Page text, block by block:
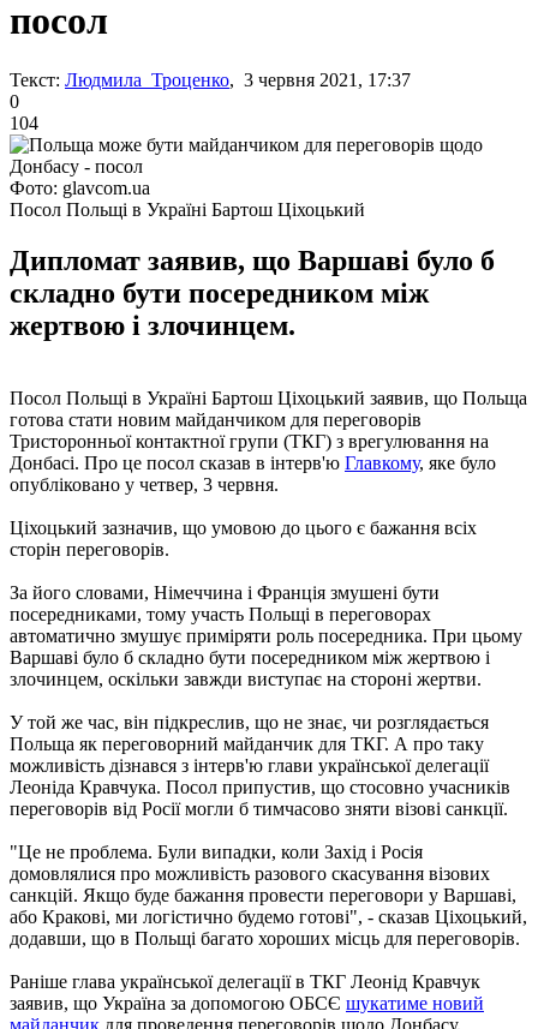
посол
Текст: Людмила Троценко, 3 червня 2021, 17:37
0
104
Фото: glavcom.ua
Посол Польщі в Україні Бартош Ціхоцький
Дипломат заявив, що Варшаві було б
складно бути посередником між
жертвою і злочинцем.
Посол Польщі в Україні Бартош Ціхоцький заявив, що Польща
готова стати новим майданчиком для переговорів
Тристоронньої контактної групи (ТКГ) з врегулювання на
Донбасі. Про це посол сказав в інтерв'ю Главкому, яке було
опубліковано у четвер, 3 червня.
Ціхоцький зазначив, що умовою до цього є бажання всіх
сторін переговорів.
За його словами, Німеччина і Франція змушені бути
посередниками, тому участь Польщі в переговорах
автоматично змушує приміряти роль посередника. При цьому
Варшаві було б складно бути посередником між жертвою і
злочинцем, оскільки завжди виступає на стороні жертви.
У той же час, він підкреслив, що не знає, чи розглядається
Польща як переговорний майданчик для ТКГ. А про таку
можливість дізнався з інтерв'ю глави української делегації
Леоніда Кравчука. Посол припустив, що стосовно учасників
переговорів від Росії могли б тимчасово зняти візові санкції.
"Це не проблема. Були випадки, коли Захід і Росія
домовлялися про можливість разового скасування візових
санкцій. Якщо буде бажання провести переговори у Варшаві,
або Кракові, ми логістично будемо готові", - сказав Ціхоцький,
додавши, що в Польщі багато хороших місць для переговорів.
Раніше глава української делегації в ТКГ Леонід Кравчук
заявив, що Україна за допомогою ОБСЄ шукатиме новий
майданчик для проведення переговорів щодо Донбасу.